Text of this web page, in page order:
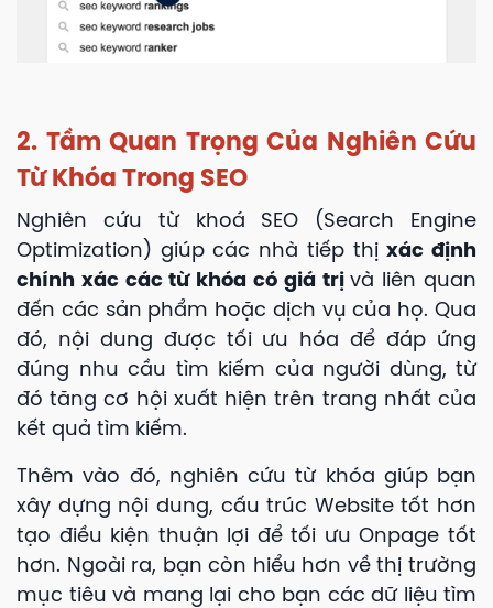
2. Tầm Quan Trọng Của Nghiên Cứu
Từ Khóa Trong SEO
Nghiên cứu từ khoá SEO (Search Engine
Optimization) giúp các nhà tiếp thịxác định
chính xác các từ khóa có giá trịvà liên quan
đến các sản phẩm hoặc dịch vụ của họ. Qua
đó, nội dung được tối ưu hóa để đáp ứng
đúng nhu cầu tìm kiếm của người dùng, từ
đó tăng cơ hội xuất hiện trên trang nhất của
kết quả tìm kiếm.
Thêm vào đó, nghiên cứu từ khóa giúp bạn
xây dựng nội dung, cấu trúc Website tốt hơn
tạo điều kiện thuận lợi để tối ưu Onpage tốt
hơn. Ngoài ra, bạn còn hiểu hơn về thị trường
mục tiêu và mang lại cho bạn các dữ liệu tìm